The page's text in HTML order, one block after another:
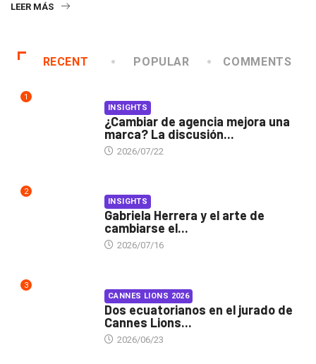
LEER MÁS
RECENT POPULAR COMMENTS
1
INSIGHTS
¿Cambiar de agencia mejora una
marca? La discusión...
2026/07/22
2
INSIGHTS
Gabriela Herrera y el arte de
cambiarse el...
2026/07/16
3
CANNES LIONS 2026
Dos ecuatorianos en el jurado de
Cannes Lions...
2026/06/23